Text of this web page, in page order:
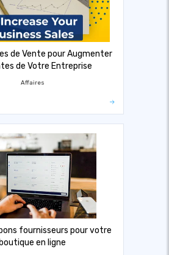
de Vente pour Augmenter
de Votre Entreprise
Affaires
fournisseurs pour votre
boutique en ligne